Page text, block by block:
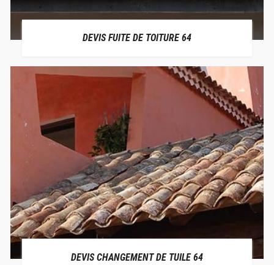
DEVIS FUITE DE TOITURE 64
DEVIS CHANGEMENT DE TUILE 64